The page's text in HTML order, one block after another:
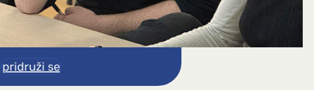
pridruži se